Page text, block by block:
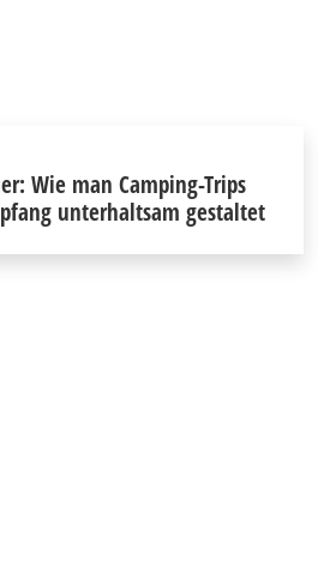
Wie man Camping-Trips
unterhaltsam gestaltet